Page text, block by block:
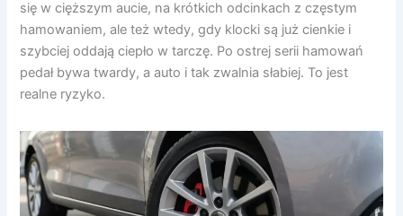
się w cięższym aucie, na krótkich odcinkach z częstym
hamowaniem, ale też wtedy, gdy klocki są już cienkie i
szybciej oddają ciepło w tarczę. Po ostrej serii hamowań
pedał bywa twardy, a auto i tak zwalnia słabiej. To jest
realne ryzyko.